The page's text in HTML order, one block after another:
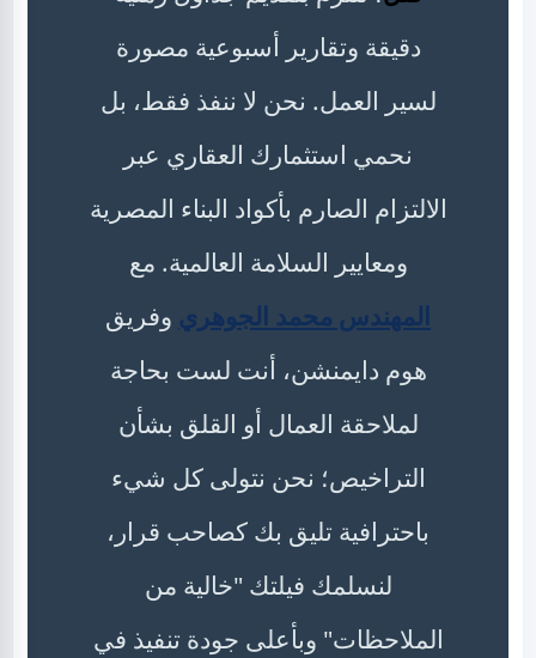
دقيقة وتقارير أسبوعية مصورة
لسير العمل. نحن لا ننفذ فقط، بل
نحمي استثمارك العقاري عبر
الالتزام الصارم بأكواد البناء المصرية
ومعايير السلامة العالمية. مع
المهندس محمد الجوهري وفريق
هوم دايمنشن، أنت لست بحاجة
لملاحقة العمال أو القلق بشأن
التراخيص؛ نحن نتولى كل شيء
باحترافية تليق بك كصاحب قرار،
لنسلمك فيلتك "خالية من
الملاحظات" وبأعلى جودة تنفيذ في